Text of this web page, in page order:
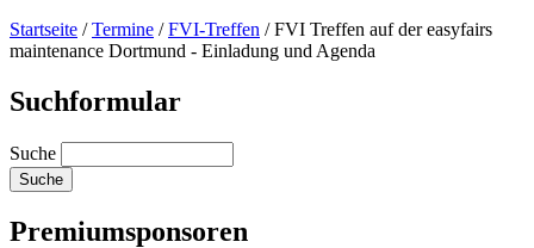
Startseite /Termine /FVI-Treffen /FVI Treffen auf der easyfairs
maintenance Dortmund - Einladung und Agenda
Suchformular
Suche
Premiumsponsoren